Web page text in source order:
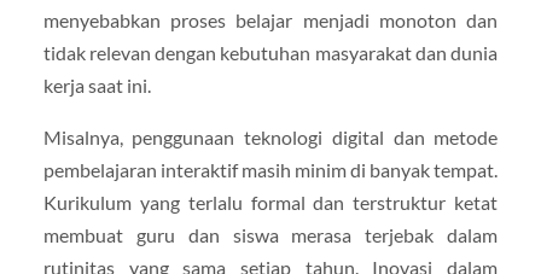
menyebabkan proses belajar menjadi monoton dan
tidak relevan dengan kebutuhan masyarakat dan dunia
kerja saat ini.
Misalnya, penggunaan teknologi digital dan metode
pembelajaran interaktif masih minim di banyak tempat.
Kurikulum yang terlalu formal dan terstruktur ketat
membuat guru dan siswa merasa terjebak dalam
rutinitas yang sama setiap tahun. Inovasi dalam